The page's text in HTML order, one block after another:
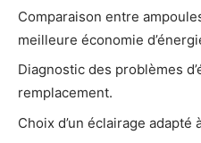
Comparaison entre
meilleure économie
Diagnostic des problèmes
remplacement.
Choix d’un éclairage adapté